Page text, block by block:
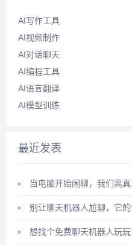
AI写作工具
AI视频制作
AI对话聊天
AI编程工具
AI语言翻译
AI模型训练
最近发表
当电脑开始闲聊，我们离
别让聊天机器人尬聊，它的
想找个免费聊天机器人玩